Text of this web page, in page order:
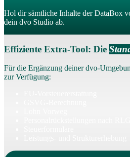
Hol dir sämtliche Inhalte der DataBox
dein dvo Studio ab.
Effiziente Extra-Tool: Die
Für die Ergänzung deiner dvo-
zur Verfügung: